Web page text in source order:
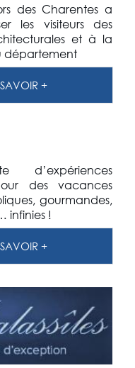
des Charentes a
les visiteurs des
et à la
département
EN SAVOIR +
d’expériences
des vacances
gourmandes,
infinies !
EN SAVOIR +